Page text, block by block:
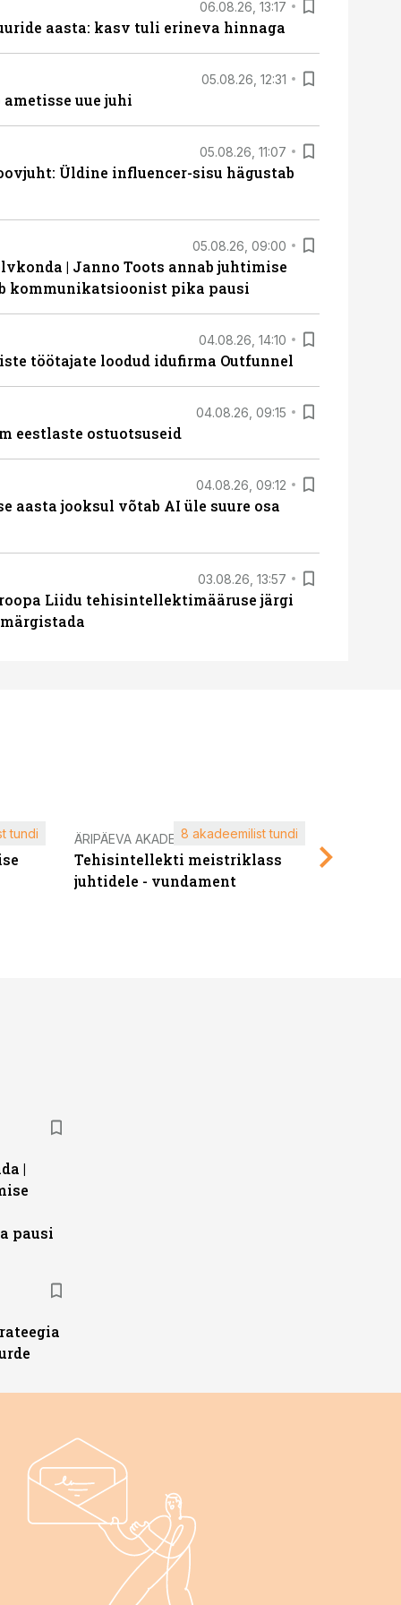
06.08.26, 13:17
aasta: kasv tuli erineva hinnaga
05.08.26, 12:31
uue juhi
05.08.26, 11:07
Üldine influencer-sisu hägustab
05.08.26, 09:00
| Janno Toots annab juhtimise
kommunikatsioonist pika pausi
04.08.26, 14:10
töötajate loodud idufirma Outfunnel
04.08.26, 09:15
eestlaste ostuotsuseid
04.08.26, 09:12
aasta jooksul võtab AI üle suure osa
03.08.26, 13:57
Liidu tehisintellektimääruse järgi
tundi ÄRIPÄEVA AKADEEMIA
Tehisintellekti meistriklass
juhtidele - vundament
8 akadeemilist tundi
|
pausi